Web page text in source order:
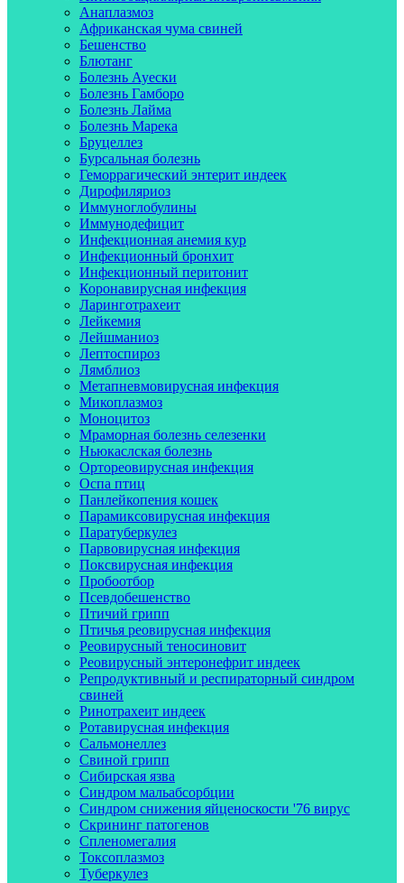
Анаплазмоз
Африканская чума свиней
Бешенство
Блютанг
Болезнь Ауески
Болезнь Гамборо
Болезнь Лайма
Болезнь Марека
Бруцеллез
Бурсальная болезнь
Геморрагический энтерит индеек
Дирофиляриоз
Иммуноглобулины
Иммунодефицит
Инфекционная анемия кур
Инфекционный бронхит
Инфекционный перитонит
Коронавирусная инфекция
Ларинготрахеит
Лейкемия
Лейшманиоз
Лептоспироз
Лямблиоз
Метапневмовирусная инфекция
Микоплазмоз
Моноцитоз
Мраморная болезнь селезенки
Ньюкаслская болезнь
Ортореовирусная инфекция
Оспа птиц
Панлейкопения кошек
Парамиксовирусная инфекция
Паратуберкулез
Парвовирусная инфекция
Поксвирусная инфекция
Пробоотбор
Псевдобешенство
Птичий грипп
Птичья реовирусная инфекция
Реовирусный теносиновит
Реовирусный энтеронефрит индеек
Репродуктивный и респираторный синдром
свиней
Ринотрахеит индеек
Ротавирусная инфекция
Сальмонеллез
Свиной грипп
Сибирская язва
Синдром мальабсорбции
Синдром снижения яйценоскости '76 вирус
Скрининг патогенов
Спленомегалия
Токсоплазмоз
Туберкулез